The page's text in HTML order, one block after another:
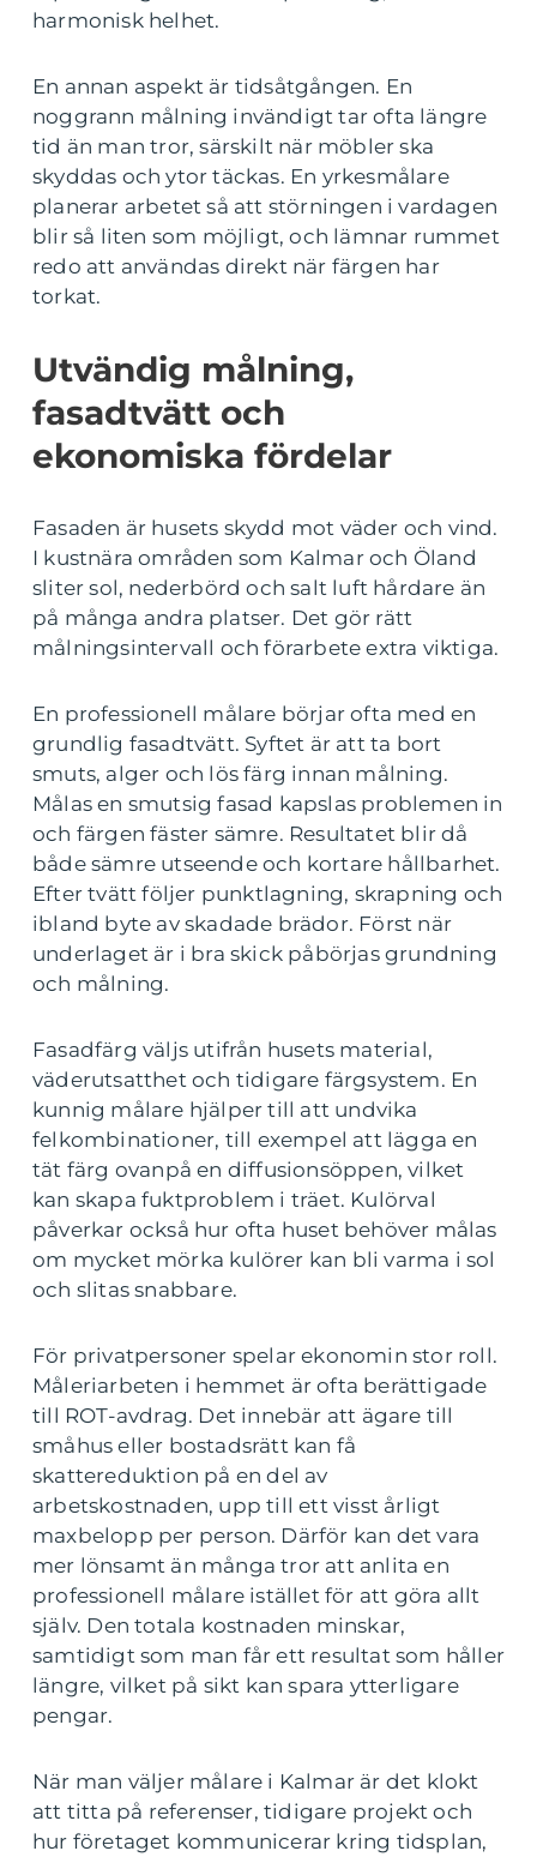
harmonisk helhet.
En annan aspekt är tidsåtgången. En
noggrann målning invändigt tar ofta längre
tid än man tror, särskilt när möbler ska
skyddas och ytor täckas. En yrkesmålare
planerar arbetet så att störningen i vardagen
blir så liten som möjligt, och lämnar rummet
redo att användas direkt när färgen har
torkat.
Utvändig målning,
fasadtvätt och
ekonomiska fördelar
Fasaden är husets skydd mot väder och vind.
I kustnära områden som Kalmar och Öland
sliter sol, nederbörd och salt luft hårdare än
på många andra platser. Det gör rätt
målningsintervall och förarbete extra viktiga.
En professionell målare börjar ofta med en
grundlig fasadtvätt. Syftet är att ta bort
smuts, alger och lös färg innan målning.
Målas en smutsig fasad kapslas problemen in
och färgen fäster sämre. Resultatet blir då
både sämre utseende och kortare hållbarhet.
Efter tvätt följer punktlagning, skrapning och
ibland byte av skadade brädor. Först när
underlaget är i bra skick påbörjas grundning
och målning.
Fasadfärg väljs utifrån husets material,
väderutsatthet och tidigare färgsystem. En
kunnig målare hjälper till att undvika
felkombinationer, till exempel att lägga en
tät färg ovanpå en diffusionsöppen, vilket
kan skapa fuktproblem i träet. Kulörval
påverkar också hur ofta huset behöver målas
om mycket mörka kulörer kan bli varma i sol
och slitas snabbare.
För privatpersoner spelar ekonomin stor roll.
Måleriarbeten i hemmet är ofta berättigade
till ROT-avdrag. Det innebär att ägare till
småhus eller bostadsrätt kan få
skattereduktion på en del av
arbetskostnaden, upp till ett visst årligt
maxbelopp per person. Därför kan det vara
mer lönsamt än många tror att anlita en
professionell målare istället för att göra allt
själv. Den totala kostnaden minskar,
samtidigt som man får ett resultat som håller
längre, vilket på sikt kan spara ytterligare
pengar.
När man väljer målare i Kalmar är det klokt
att titta på referenser, tidigare projekt och
hur företaget kommunicerar kring tidsplan,